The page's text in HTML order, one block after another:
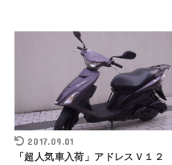
2017.09.01
「超人気車入荷」アドレスＶ１２